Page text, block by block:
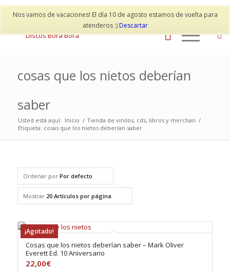
Nos vamos de vacaciones! El día 10 de agosto estamos de vuelta para
atenderos :)Descartar
Mi cuenta Contacto
cosas que los nietos deberían
saber
Usted está aquí: Inicio / Tienda de vinilos, cds, libros y merchan /
Etiqueta: cosas que los nietos deberían saber
Ordenar por Por defecto
Mostrar 20 Artículos por página
¡Agotado!
Cosas que los nietos deberían saber – Mark Oliver
Everett Ed. 10 Aniversario
22,00€